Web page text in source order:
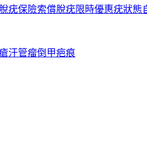
脫疣保險索償脫疣限時優惠疣狀態
汗管瘤倒甲疤痕